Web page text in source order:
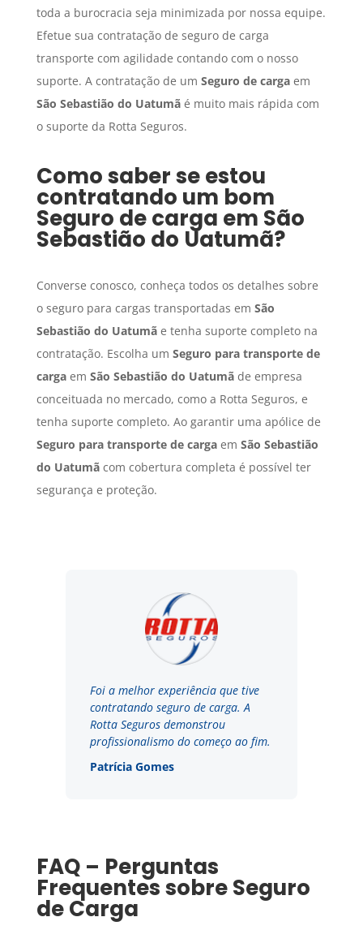
toda a burocracia seja minimizada por nossa equipe.
Efetue sua contratação de seguro de carga
transporte com agilidade contando com o nosso
suporte. A contratação de um Seguro de cargaem
São Sebastião do Uatumãé muito mais rápida com
o suporte da Rotta Seguros.
Como saber se estou
contratando um bom
Seguro de carga em São
Sebastião do Uatumã?
Converse conosco, conheça todos os detalhes sobre
o seguro para cargas transportadas em São
Sebastião do Uatumãe tenha suporte completo na
contratação. Escolha um Seguro para transporte de
cargaem São Sebastião do Uatumãde empresa
conceituada no mercado, como a Rotta Seguros, e
tenha suporte completo. Ao garantir uma apólice de
Seguro para transporte de cargaem São Sebastião
do Uatumãcom cobertura completa é possível ter
segurança e proteção.
Foi a melhor experiência que tive
contratando seguro de carga. A
Rotta Seguros demonstrou
profissionalismo do começo ao fim.
Patrícia Gomes
FAQ – Perguntas
Frequentes sobre Seguro
de Carga